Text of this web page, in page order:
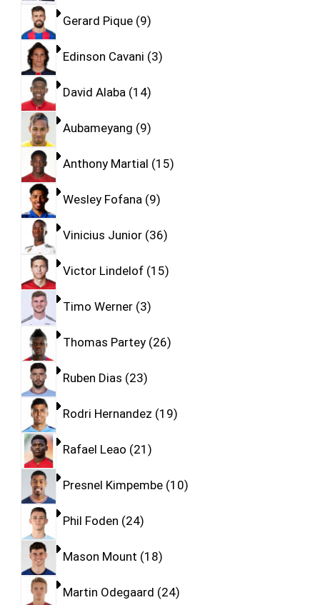
Gerard Pique 9
Edinson Cavani 3
David Alaba 14
Aubameyang 9
Anthony Martial 15
Wesley Fofana 9
Vinicius Junior 36
Victor Lindelof 15
Timo Werner 3
Thomas Partey 26
Ruben Dias 23
Rodri Hernandez 19
Rafael Leao 21
Presnel Kimpembe 10
Phil Foden 24
Mason Mount 18
Martin Odegaard 24